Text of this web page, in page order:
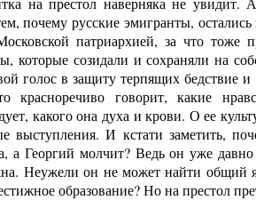
почему русские эмигранты,
патриархией, за что тоже
которые созидали и сохраняли на
голос в защиту терпящих бедствие
красноречиво говорит, какие
какого она духа и крови. О ее
выступления. И кстати заметить,
а Георгий молчит? Ведь он уже давно
Неужели он не может найти общий
образование? Но на престол